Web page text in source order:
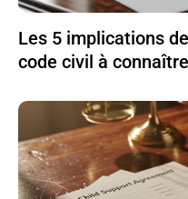
Les 5 implications
code civil à connaître